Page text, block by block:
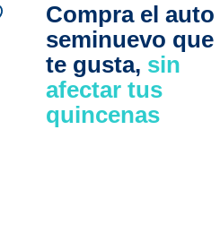
Compra el auto
seminuevo que
te gusta, sin
afectar tus
quincenas